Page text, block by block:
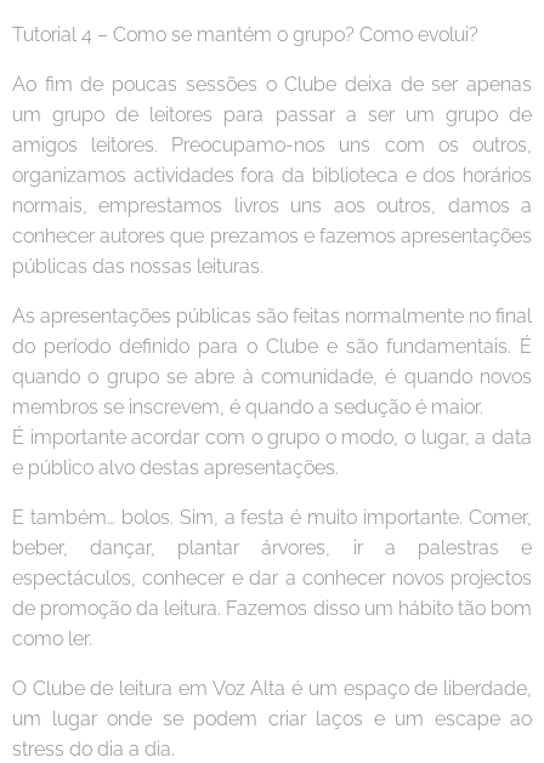
Tutorial 4 – Como se mantém o grupo? Como evolui?
Ao fim de poucas sessões o Clube deixa de ser apenas
um grupo de leitores para passar a ser um grupo de
amigos leitores. Preocupamo-nos uns com os outros,
organizamos actividades fora da biblioteca e dos horários
normais, emprestamos livros uns aos outros, damos a
conhecer autores que prezamos e fazemos apresentações
públicas das nossas leituras.
As apresentações públicas são feitas normalmente no final
do período definido para o Clube e são fundamentais. É
quando o grupo se abre à comunidade, é quando novos
membros se inscrevem, é quando a sedução é maior.
É importante acordar com o grupo o modo, o lugar, a data
e público alvo destas apresentações.
E também… bolos. Sim, a festa é muito importante. Comer,
beber, dançar, plantar árvores, ir a palestras e
espectáculos, conhecer e dar a conhecer novos projectos
de promoção da leitura. Fazemos disso um hábito tão bom
como ler.
O Clube de leitura em Voz Alta é um espaço de liberdade,
um lugar onde se podem criar laços e um escape ao
stress do dia a dia.